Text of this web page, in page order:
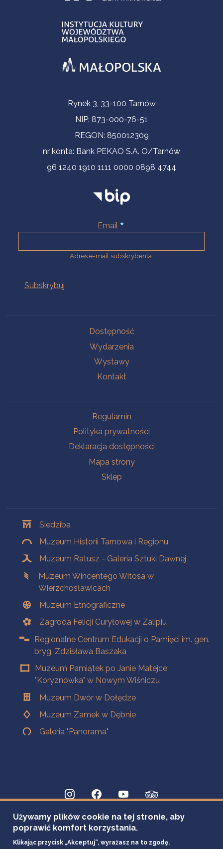
Informacje kontaktoweRynek 3, 33-100 Tarnów
NIP: 873-000-76-51
REGON: 850012309
nr konta: Bank PEKAO S.A. O/Tarnów
96 1240 1910 1111 0000 0898 4744
Email
Adres e-mail subskrybenta.
Dostępność
Wydarzenia
Wystawy
Kontakt
Regulamin
Polityka prywatności
Deklaracja dostępności
Mapa strony
Sklep
Siedziba
Muzeum Historii Tarnowa i Regionu
Muzeum Ratusz - Galeria Sztuki Dawnej
Muzeum Wincentego Witosa w
Wierzchosławicach
Muzeum Etnograficzne
Zagroda Felicji Curyłowej w Zalipiu
Regionalne Centrum Edukacji o Pamięci im. gen.
bryg. Zdzisława Baszaka
Muzeum Pamiątek po Janie Matejce
"Koryznówka" w Nowym Wiśniczu
Muzeum Dwór w Dołędze
Muzeum Zamek w Dębnie
Galeria "Panorama"
Używamy plików cookie na tej stronie, aby
poprawić komfort korzystania.
Klikając przycisk „Akceptuj”, wyrażasz na to zgodę.